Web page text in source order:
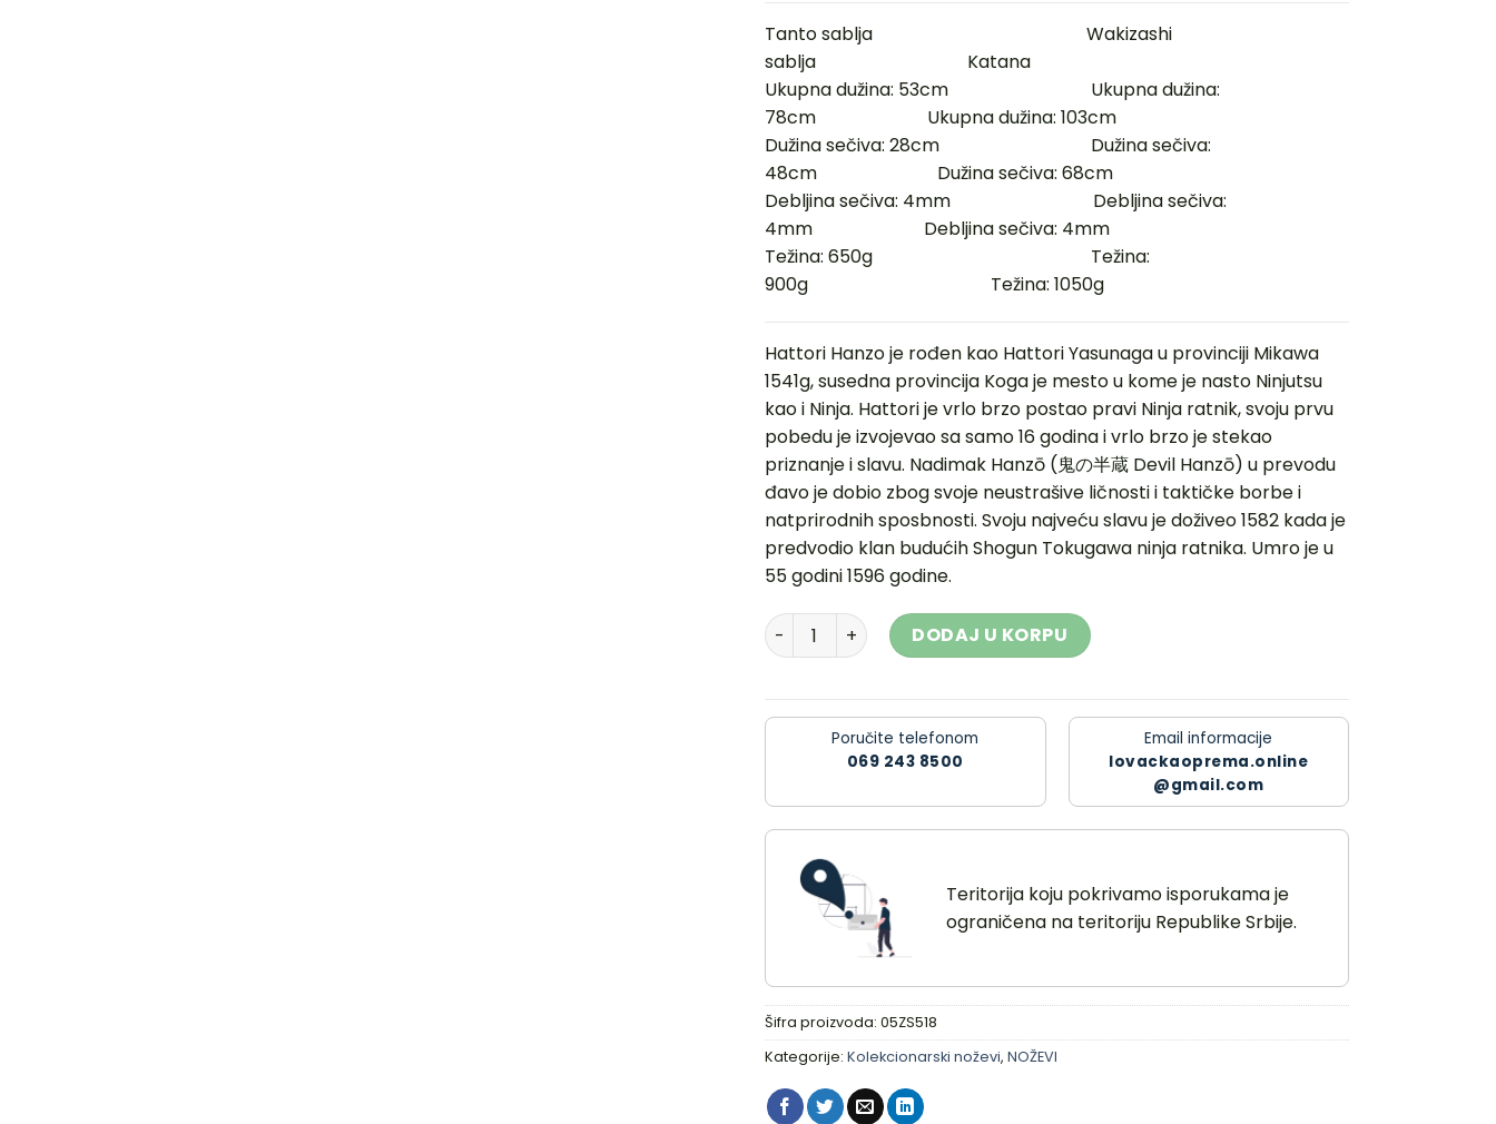
Tanto sablja Wakizashi
sablja Katana
Ukupna dužina: 53cm Ukupna dužina:
78cm Ukupna dužina: 103cm
Dužina sečiva: 28cm Dužina sečiva:
48cm Dužina sečiva: 68cm
Debljina sečiva: 4mm Debljina sečiva:
4mm Debljina sečiva: 4mm
Težina: 650g Težina:
900g Težina: 1050g
Hattori Hanzo je rođen kao Hattori Yasunaga u provinciji Mikawa
1541g, susedna provincija Koga je mesto u kome je nasto Ninjutsu
kao i Ninja. Hattori je vrlo brzo postao pravi Ninja ratnik, svoju prvu
pobedu je izvojevao sa samo 16 godina i vrlo brzo je stekao
priznanje i slavu. Nadimak Hanzō (鬼の半蔵 Devil Hanzō) u prevodu
đavo je dobio zbog svoje neustrašive ličnosti i taktičke borbe i
natprirodnih sposbnosti. Svoju najveću slavu je doživeo 1582 kada je
predvodio klan budućih Shogun Tokugawa ninja ratnika. Umro je u
55 godini 1596 godine.
Set Boker Hattori Hanzo količina
DODAJ U KORPU
Poručite telefonom
069 243 8500
Email informacije
lovackaoprema.online
@gmail.com
Teritorija koju pokrivamo isporukama je
ograničena na teritoriju Republike Srbije.
Šifra proizvoda: 05ZS518
Kategorije: Kolekcionarski noževi, NOŽEVI